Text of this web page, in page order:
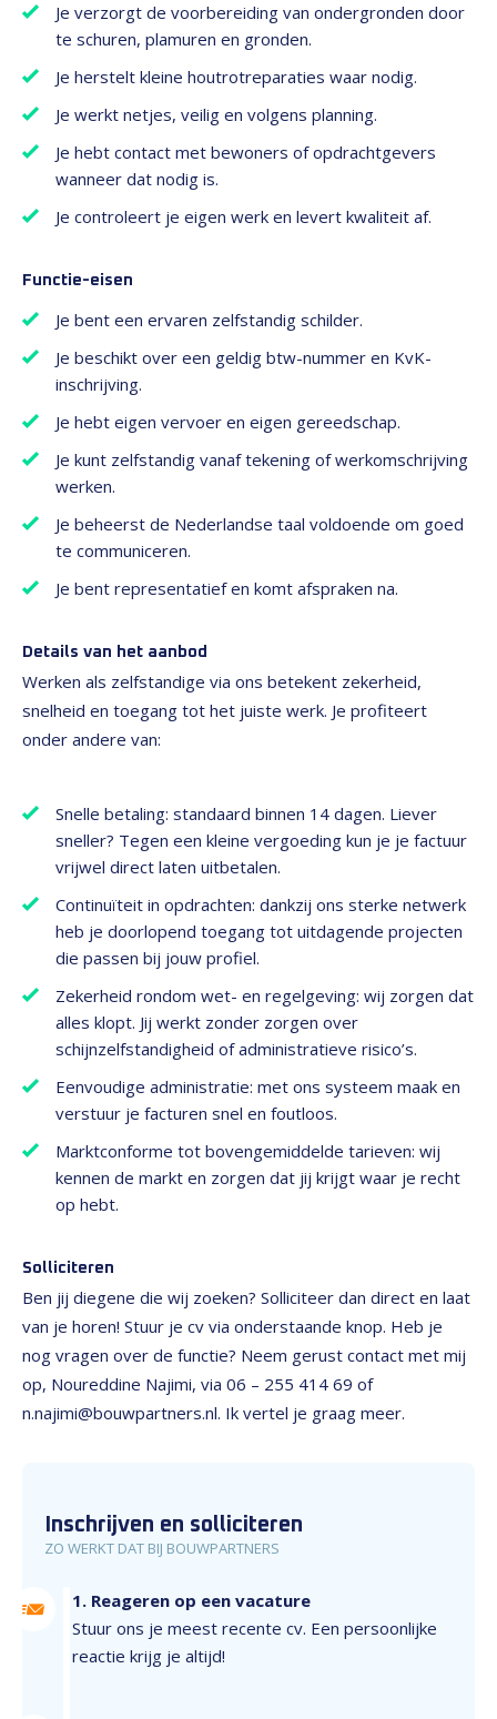
Je verzorgt de voorbereiding van ondergronden door
te schuren, plamuren en gronden.
Je herstelt kleine houtrotreparaties waar nodig.
Je werkt netjes, veilig en volgens planning.
Je hebt contact met bewoners of opdrachtgevers
wanneer dat nodig is.
Je controleert je eigen werk en levert kwaliteit af.
Functie-eisen
Je bent een ervaren zelfstandig schilder.
Je beschikt over een geldig btw-nummer en KvK-
inschrijving.
Je hebt eigen vervoer en eigen gereedschap.
Je kunt zelfstandig vanaf tekening of werkomschrijving
werken.
Je beheerst de Nederlandse taal voldoende om goed
te communiceren.
Je bent representatief en komt afspraken na.
Details van het aanbod
Werken als zelfstandige via ons betekent zekerheid,
snelheid en toegang tot het juiste werk. Je profiteert
onder andere van:
Snelle betaling: standaard binnen 14 dagen. Liever
sneller? Tegen een kleine vergoeding kun je je factuur
vrijwel direct laten uitbetalen.
Continuïteit in opdrachten: dankzij ons sterke netwerk
heb je doorlopend toegang tot uitdagende projecten
die passen bij jouw profiel.
Zekerheid rondom wet- en regelgeving: wij zorgen dat
alles klopt. Jij werkt zonder zorgen over
schijnzelfstandigheid of administratieve risico’s.
Eenvoudige administratie: met ons systeem maak en
verstuur je facturen snel en foutloos.
Marktconforme tot bovengemiddelde tarieven: wij
kennen de markt en zorgen dat jij krijgt waar je recht
op hebt.
Solliciteren
Ben jij diegene die wij zoeken? Solliciteer dan direct en laat
van je horen! Stuur je cv via onderstaande knop. Heb je
nog vragen over de functie? Neem gerust contact met mij
op, Noureddine Najimi, via 06 – 255 414 69 of
n.najimi@bouwpartners.nl. Ik vertel je graag meer.
Inschrijven en solliciteren
ZO WERKT DAT BIJ BOUWPARTNERS
1. Reageren op een vacature
Stuur ons je meest recente cv. Een persoonlijke
reactie krijg je altijd!